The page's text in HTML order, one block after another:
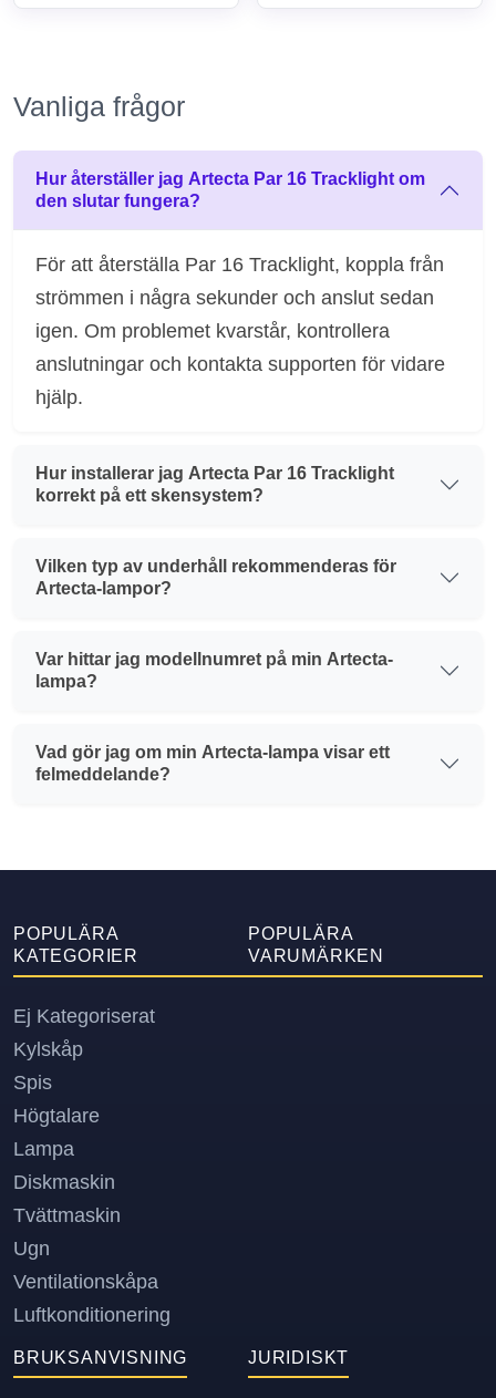
Vanliga frågor
Hur återställer jag Artecta Par 16 Tracklight om
den slutar fungera?
För att återställa Par 16 Tracklight, koppla från
strömmen i några sekunder och anslut sedan
igen. Om problemet kvarstår, kontrollera
anslutningar och kontakta supporten för vidare
hjälp.
Hur installerar jag Artecta Par 16 Tracklight
korrekt på ett skensystem?
Vilken typ av underhåll rekommenderas för
Artecta-lampor?
Var hittar jag modellnumret på min Artecta-
lampa?
Vad gör jag om min Artecta-lampa visar ett
felmeddelande?
POPULÄRA
KATEGORIER
Ej Kategoriserat
Kylskåp
Spis
Högtalare
Lampa
Diskmaskin
Tvättmaskin
Ugn
Ventilationskåpa
Luftkonditionering
POPULÄRA
VARUMÄRKEN
BRUKSANVISNING JURIDISKT